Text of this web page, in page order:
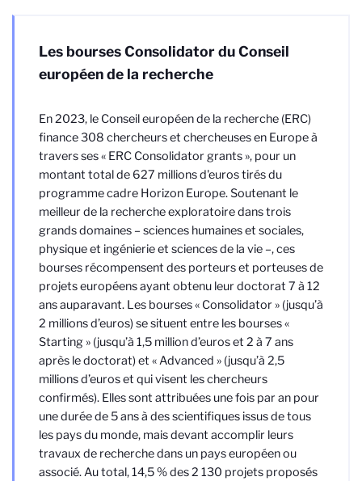
Les bourses Consolidator du Conseil
européen de la recherche
En 2023, le Conseil européen de la recherche (ERC)
finance 308 chercheurs et chercheuses en Europe à
travers ses « ERC Consolidator grants », pour un
montant total de 627 millions d'euros tirés du
programme cadre Horizon Europe. Soutenant le
meilleur de la recherche exploratoire dans trois
grands domaines – sciences humaines et sociales,
physique et ingénierie et sciences de la vie –, ces
bourses récompensent des porteurs et porteuses de
projets européens ayant obtenu leur doctorat 7 à 12
ans auparavant. Les bourses « Consolidator » (jusqu’à
2 millions d’euros) se situent entre les bourses «
Starting » (jusqu’à 1,5 million d’euros et 2 à 7 ans
après le doctorat) et « Advanced » (jusqu’à 2,5
millions d’euros et qui visent les chercheurs
confirmés). Elles sont attribuées une fois par an pour
une durée de 5 ans à des scientifiques issus de tous
les pays du monde, mais devant accomplir leurs
travaux de recherche dans un pays européen ou
associé. Au total, 14,5 % des 2 130 projets proposés